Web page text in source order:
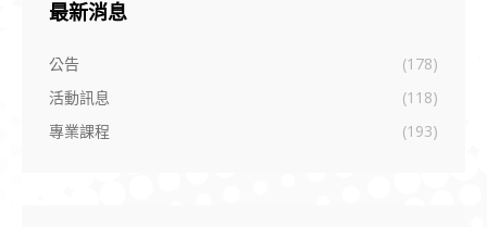
最新消息
公告
(178)
活動訊息
(118)
專業課程
(193)